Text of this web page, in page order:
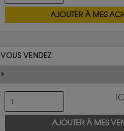
AJOUTER À MES
VOUS VENDEZ
AJOUTER À MES